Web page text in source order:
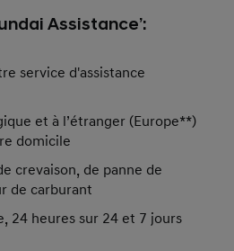
Assistance’:
service d'assistance
et à l’étranger (Europe**)
domicile
crevaison, de panne de
de carburant
24 heures sur 24 et 7 jours